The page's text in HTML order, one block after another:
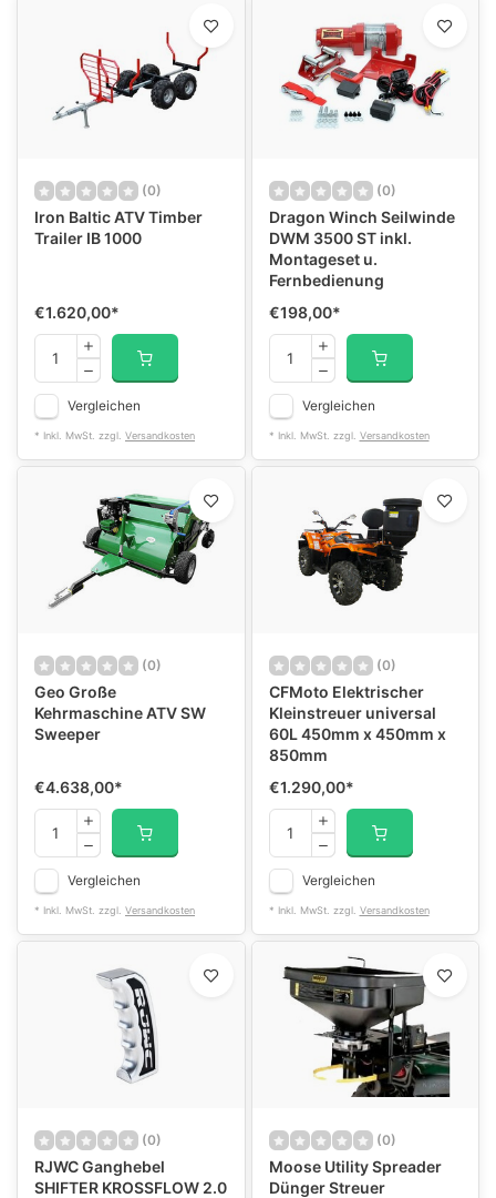
(0)
Iron Baltic ATV Timber
Trailer IB 1000
€1.620,00*
Vergleichen
* Inkl. MwSt. zzgl. Versandkosten
(0)
Dragon Winch Seilwinde
DWM 3500 ST inkl.
Montageset u.
Fernbedienung
€198,00*
Vergleichen
* Inkl. MwSt. zzgl. Versandkosten
(0)
Geo Große
Kehrmaschine ATV SW
Sweeper
€4.638,00*
Vergleichen
* Inkl. MwSt. zzgl. Versandkosten
(0)
CFMoto Elektrischer
Kleinstreuer universal
60L 450mm x 450mm x
850mm
€1.290,00*
Vergleichen
* Inkl. MwSt. zzgl. Versandkosten
(0)
RJWC Ganghebel
SHIFTER KROSSFLOW 2.0
(0)
Moose Utility Spreader
Dünger Streuer